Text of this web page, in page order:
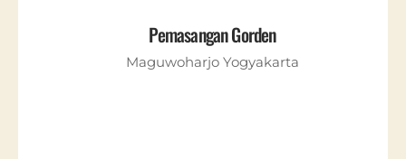
Pemasangan Gorden
Maguwoharjo Yogyakarta